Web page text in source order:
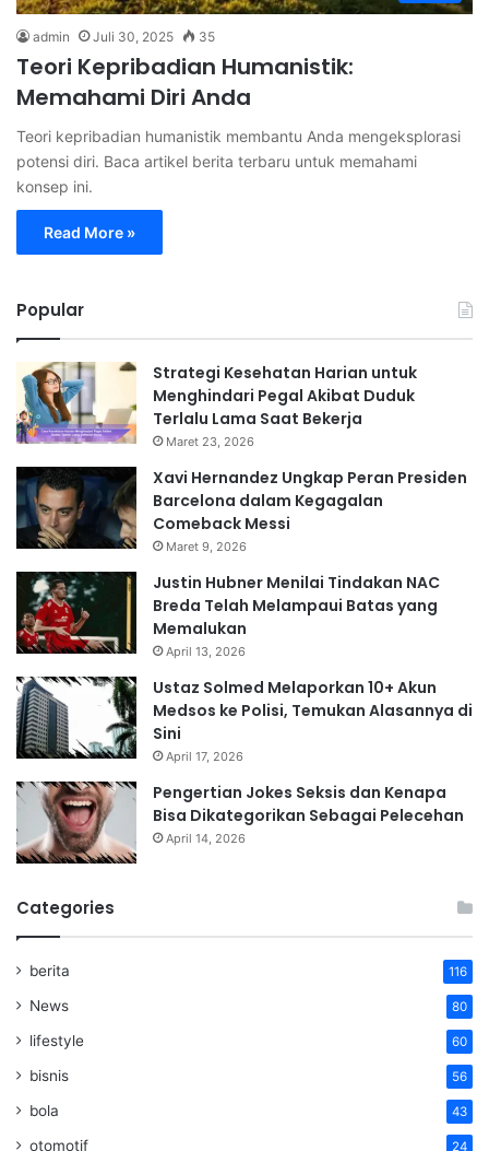
admin Juli 30, 2025 35
Teori Kepribadian Humanistik:
Memahami Diri Anda
Teori kepribadian humanistik membantu Anda mengeksplorasi
potensi diri. Baca artikel berita terbaru untuk memahami
konsep ini.
Read More »
Popular
Strategi Kesehatan Harian untuk
Menghindari Pegal Akibat Duduk
Terlalu Lama Saat Bekerja
Maret 23, 2026
Xavi Hernandez Ungkap Peran Presiden
Barcelona dalam Kegagalan
Comeback Messi
Maret 9, 2026
Justin Hubner Menilai Tindakan NAC
Breda Telah Melampaui Batas yang
Memalukan
April 13, 2026
Ustaz Solmed Melaporkan 10+ Akun
Medsos ke Polisi, Temukan Alasannya di
Sini
April 17, 2026
Pengertian Jokes Seksis dan Kenapa
Bisa Dikategorikan Sebagai Pelecehan
April 14, 2026
Categories
berita 116
News 80
lifestyle 60
bisnis 56
bola 43
otomotif 24